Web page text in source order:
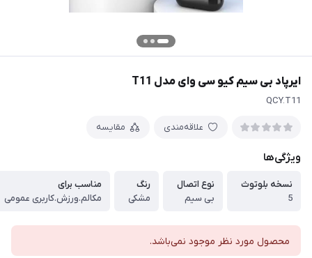
ایرپاد بی سیم کیو سی وای مدل T11
QCY.T11
علاقه‌مندی مقایسه
ویژگی‌ها
نسخه بلوتوث
5
نوع اتصال
بی سیم
رنگ
مشکی
مناسب برای
مکالم.ورزش.کاربری عمومی
محصول مورد نظر موجود نمی‌باشد.